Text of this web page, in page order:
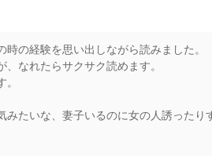
の経験を思い出しながら読みました。
なれたらサクサク読めます。
たいな、妻子いるのに女の人誘った